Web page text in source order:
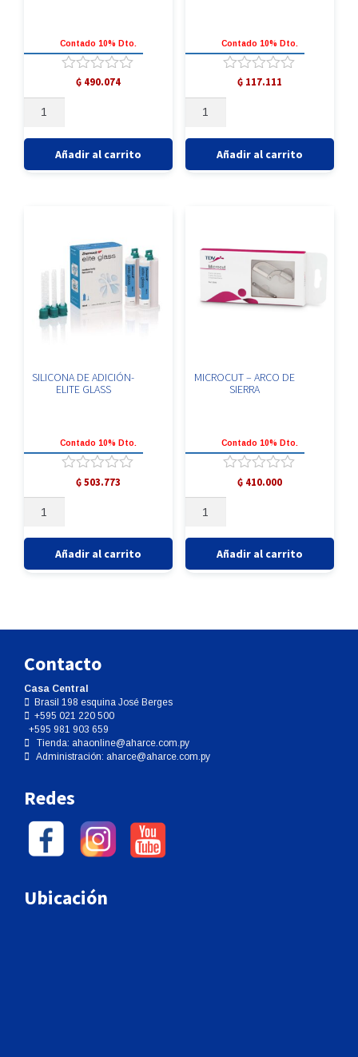
Contado 10% Dto.
Valorado
con
5
₲ 490.074
ADICIÓN-
ELITE
HD
Añadir al carrito
Contado 10% Dto.
Valorado
con
5
₲117.111
5
BUSTA
X
Añadir al carrito
SILICONA DE ADICIÓN-
ELITE GLASS
Contado 10% Dto.
Valorado
con
5
₲503.773
ADICIÓN-
ELITE
GLASS
Añadir al carrito
MICROCUT – ARCO DE
SIERRA
Contado 10% Dto.
Valorado
con
5
₲410.000
ARCO
SIERRA
Añadir al carrito
Contacto
Casa Central
Brasil 198 esquina José Berges
+595 021 220 500
+595 981 903 659
Tienda: ahaonline@aharce.com.py
Administración: aharce@aharce.com.py
Redes
Ubicación